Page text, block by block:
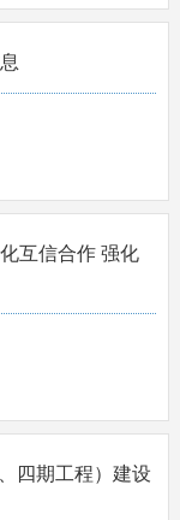
互信合作 强化
四期工程）建设